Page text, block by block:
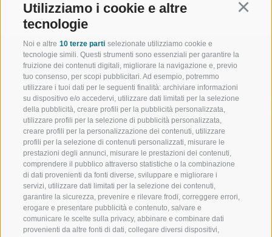
Utilizziamo i cookie e altre
tecnologie
Noi e altre 10 terze parti selezionate utilizziamo cookie e
tecnologie simili. Questi strumenti sono essenziali per garantire la
fruizione dei contenuti digitali, migliorare la navigazione e, previo
tuo consenso, per scopi pubblicitari. Ad esempio, potremmo
utilizzare i tuoi dati per le seguenti finalità: archiviare informazioni
su dispositivo e/o accedervi, utilizzare dati limitati per la selezione
della pubblicità, creare profili per la pubblicità personalizzata,
utilizzare profili per la selezione di pubblicità personalizzata,
creare profili per la personalizzazione dei contenuti, utilizzare
profili per la selezione di contenuti personalizzati, misurare le
prestazioni degli annunci, misurare le prestazioni dei contenuti,
comprendere il pubblico attraverso statistiche o la combinazione
di dati provenienti da fonti diverse, sviluppare e migliorare i
servizi, utilizzare dati limitati per la selezione dei contenuti,
garantire la sicurezza, prevenire e rilevare frodi, correggere errori,
erogare e presentare pubblicità e contenuto, salvare e
comunicare le scelte sulla privacy, abbinare e combinare dati
provenienti da altre fonti di dati, collegare diversi dispositivi,
BENVENUTI NELLA REGIONE
TURISTICA DI RACINES
VAL GIOVO
VAL RACINES
VAL RIDANNA
IMPIANTI DI RISALITA
SPORT E
MOMENTI
SCIARE
ESCURSIONI
ALTA
BIKE